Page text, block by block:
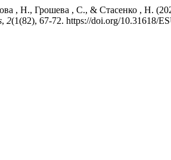
, Н., Грошева , С., &
, 2(1(82), 67-72. https://doi.org/10.31618/